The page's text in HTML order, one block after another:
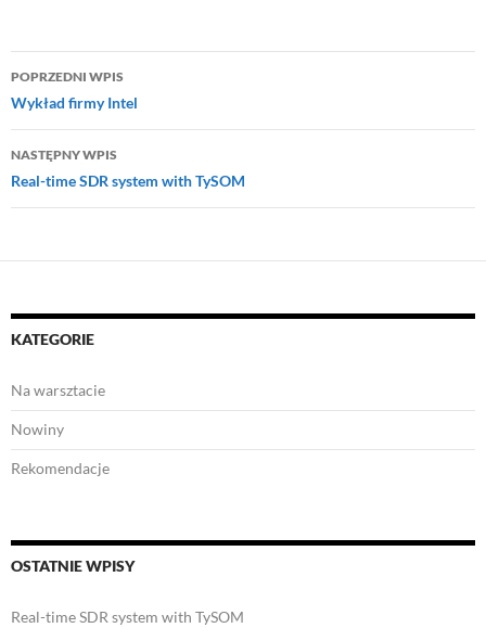
Nawigacja
wpisu
POPRZEDNI WPIS
Wykład firmy Intel
NASTĘPNY WPIS
Real-time SDR system with TySOM
KATEGORIE
Na warsztacie
Nowiny
Rekomendacje
OSTATNIE WPISY
Real-time SDR system with TySOM